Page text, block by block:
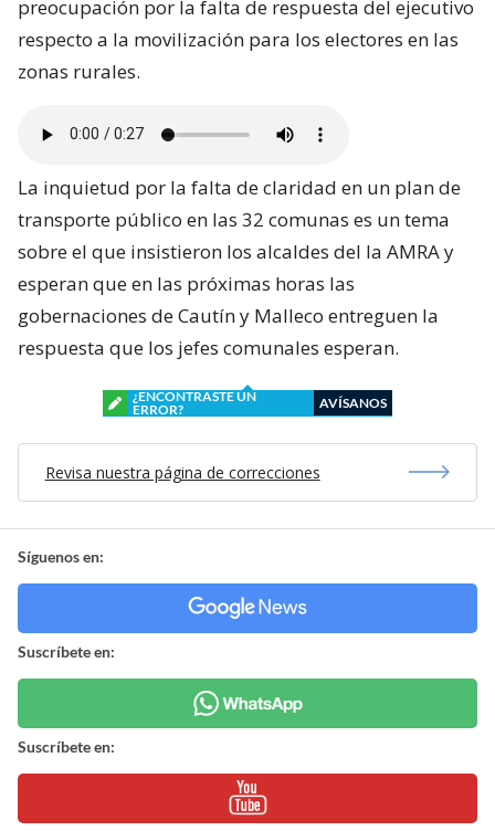
preocupación por la falta de respuesta del ejecutivo
respecto a la movilización para los electores en las
zonas rurales.
La inquietud por la falta de claridad en un plan de
transporte público en las 32 comunas es un tema
sobre el que insistieron los alcaldes del la AMRA y
esperan que en las próximas horas las
gobernaciones de Cautín y Malleco entreguen la
respuesta que los jefes comunales esperan.
¿ENCONTRASTE UN
ERROR?
AVÍSANOS
Revisa nuestra página de correcciones
Síguenos en:
Suscríbete en:
Suscríbete en: